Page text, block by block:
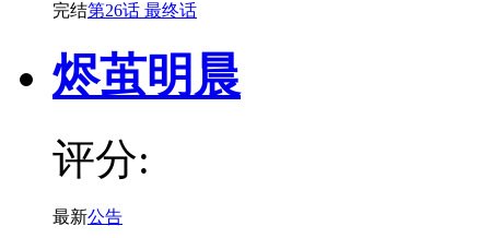
完结第26话 最终话
烬茧明晨
评分:
最新公告